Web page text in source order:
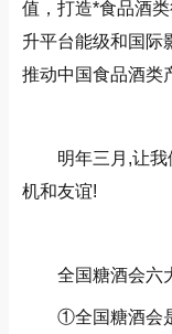
值，打造*食品酒
升平台能级和国际
推动中国食品酒类
明年三月,让
机和友谊!
全国糖酒会六
①全国糖酒会